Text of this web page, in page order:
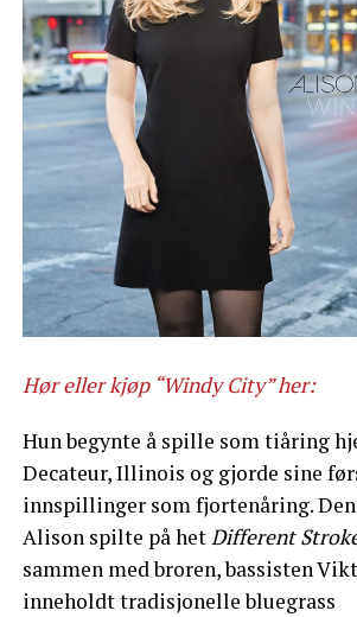
Hør eller kjøp “Windy City” her:
Hun begynte å spille som tiåring
Decateur, Illinois og gjorde sine
innspillinger som fjortenåring.
Alison spilte på hetDifferent
sammen med broren, bassisten
inneholdt tradisjonelle bluegrass